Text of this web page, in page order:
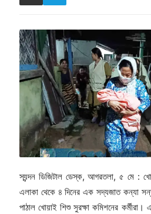
স্যন্দন ডিজিটাল ডেস্ক, আগরতলা, ৫ মে :
এলাকা থেকে ৪ দিনের এক সদ্যজাত কন্যা
পাঠাল খোয়াই শিশু সুরক্ষা কমিশনের কর্মীরা।